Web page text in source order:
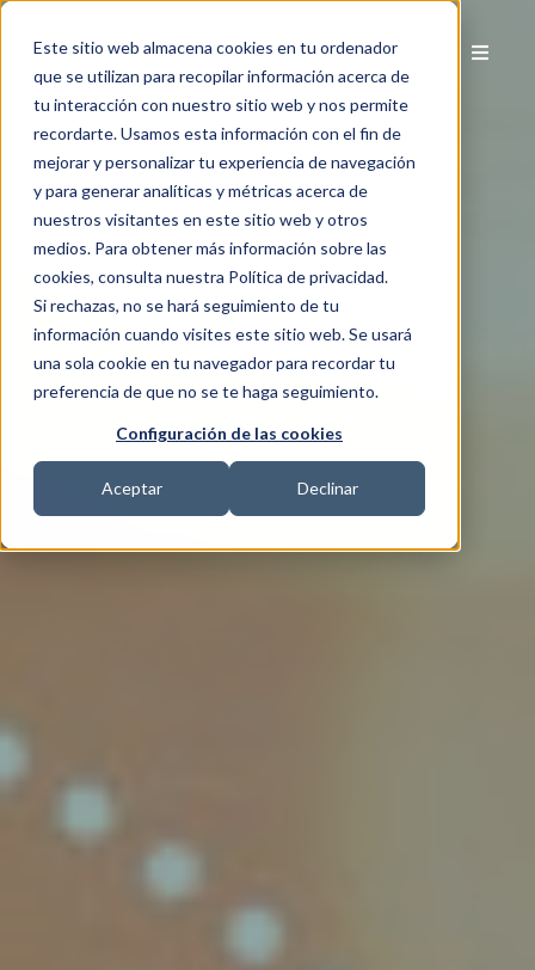
Este sitio web almacena cookies en tu ordenador
que se utilizan para recopilar información acerca de
tu interacción con nuestro sitio web y nos permite
recordarte. Usamos esta información con el fin de
mejorar y personalizar tu experiencia de navegación
y para generar analíticas y métricas acerca de
nuestros visitantes en este sitio web y otros
medios. Para obtener más información sobre las
cookies, consulta nuestra Política de privacidad.
Si rechazas, no se hará seguimiento de tu
información cuando visites este sitio web. Se usará
una sola cookie en tu navegador para recordar tu
preferencia de que no se te haga seguimiento.
Configuración de las cookies
Aceptar Declinar